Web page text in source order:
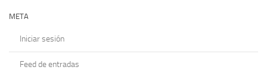
META
Iniciar sesión
Feed de entradas